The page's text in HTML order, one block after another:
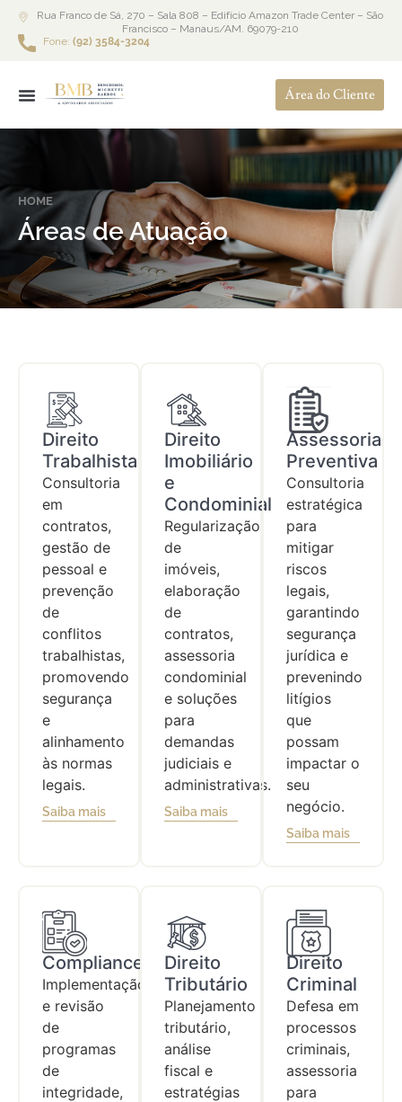
Rua Franco de Sá, 270 – Sala 808 – Edifício Amazon Trade Center – São
Francisco – Manaus/AM. 69079-210
Fone: (92) 3584-3204
Área do Cliente
HOME
Áreas de Atuação
Direito
Trabalhista
Consultoria
em
contratos,
gestão de
pessoal e
prevenção
de
conflitos
trabalhistas,
promovendo
segurança
e
alinhamento
às normas
legais.
Saiba mais
Direito
Imobiliário
e
Condominial
Regularização
de
imóveis,
elaboração
de
contratos,
assessoria
condominial
e soluções
para
demandas
judiciais e
administrativas.
Saiba mais
Assessoria
Preventiva
Consultoria
estratégica
para
mitigar
riscos
legais,
garantindo
segurança
jurídica e
prevenindo
litígios
que
possam
impactar o
seu
negócio.
Saiba mais
Compliance
Implementação
e revisão
de
programas
de
integridade,
Direito
Tributário
Planejamento
tributário,
análise
fiscal e
estratégias
Direito
Criminal
Defesa em
processos
criminais,
assessoria
para